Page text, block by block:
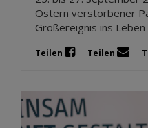
Ostern verstorbener
Großereignis ins
Teilen Teilen